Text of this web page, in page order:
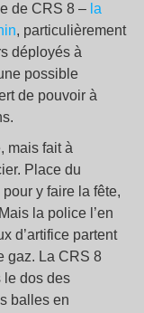
de CRS 8 – la
, particulièrement
déployés à
possible
de pouvoir à
mais fait à
Place du
y faire la fête,
la police l’en
d’artifice partent
gaz. La CRS 8
le dos des
balles en